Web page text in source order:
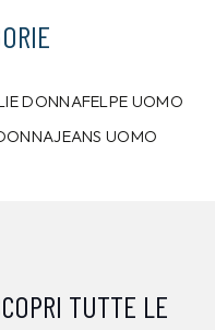
DONNAFELPE UOMO
JEANS UOMO
TUTTE LE